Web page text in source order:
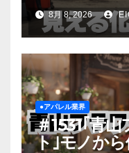
8月 8, 2026
●アパレル業界
＃1531｢青
ト｣モノか